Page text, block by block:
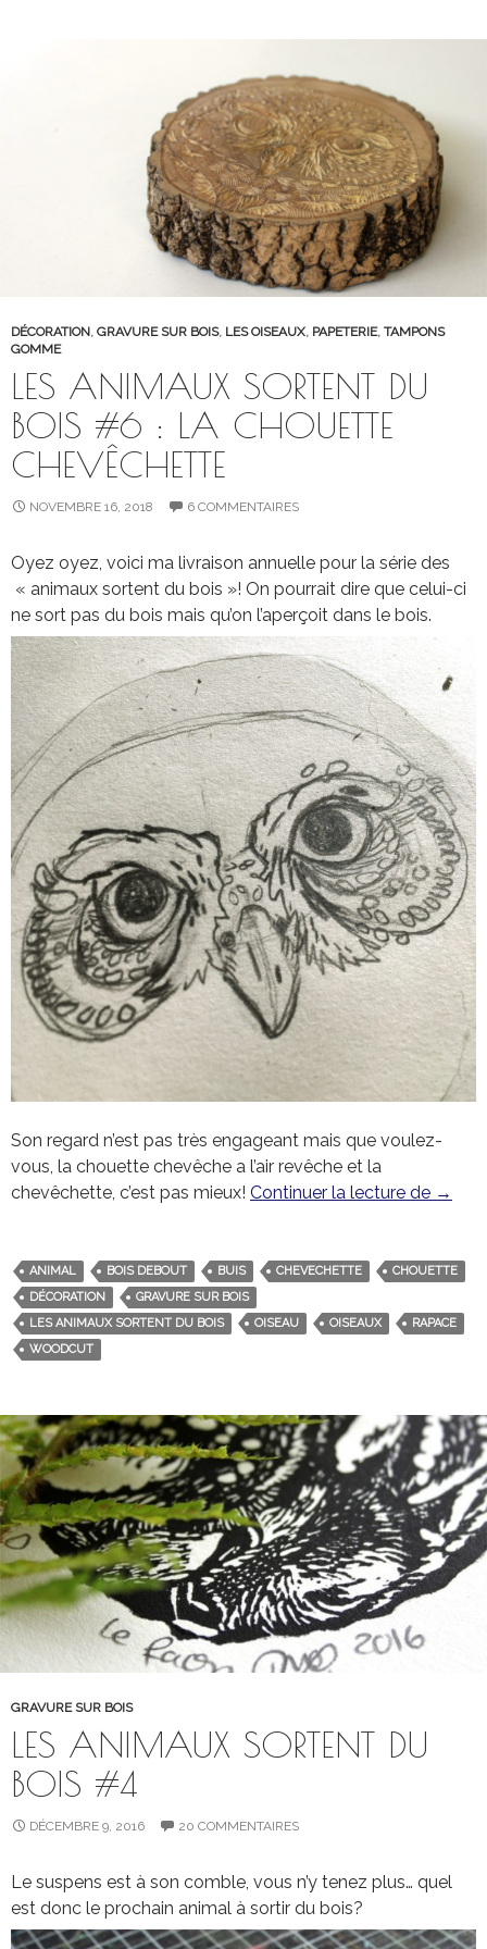
DÉCORATION, GRAVURE SUR BOIS, LES OISEAUX, PAPETERIE, TAMPONS
GOMME
LES ANIMAUX SORTENT DU
BOIS #6 : LA CHOUETTE
CHEVÊCHETTE
NOVEMBRE 16, 2018 6 COMMENTAIRES
Oyez oyez, voici ma livraison annuelle pour la série des
« animaux sortent du bois »! On pourrait dire que celui-ci
ne sort pas du bois mais qu’on l’aperçoit dans le bois.
Son regard n’est pas très engageant mais que voulez-
vous, la chouette chevêche a l’air revêche et la
chevêchette, c’est pas mieux! Continuer la lecture de Les
→
ANIMAL BOIS DEBOUT BUIS CHEVECHETTE
CHOUETTE
DÉCORATION
GRAVURE SUR BOIS
LES ANIMAUX SORTENT DU BOIS
OISEAU OISEAUX
RAPACE
WOODCUT
GRAVURE SUR BOIS
LES ANIMAUX SORTENT DU
BOIS #4
DÉCEMBRE 9, 2016 20 COMMENTAIRES
Le suspens est à son comble, vous n’y tenez plus… quel
est donc le prochain animal à sortir du bois?